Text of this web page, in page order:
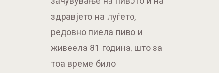
здравјето на луѓето,
редовно пиела пиво и
живеела 81 година, што за
тоа време било